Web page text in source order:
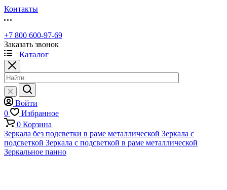
Контакты
+7 800 600-97-69
Заказать звонок
Каталог
Войти
0
Избранное
0 Корзина
Зеркала без подсветки в раме металлической Зеркала с
подсветкой Зеркала с подсветкой в раме металлической
Зеркальное панно